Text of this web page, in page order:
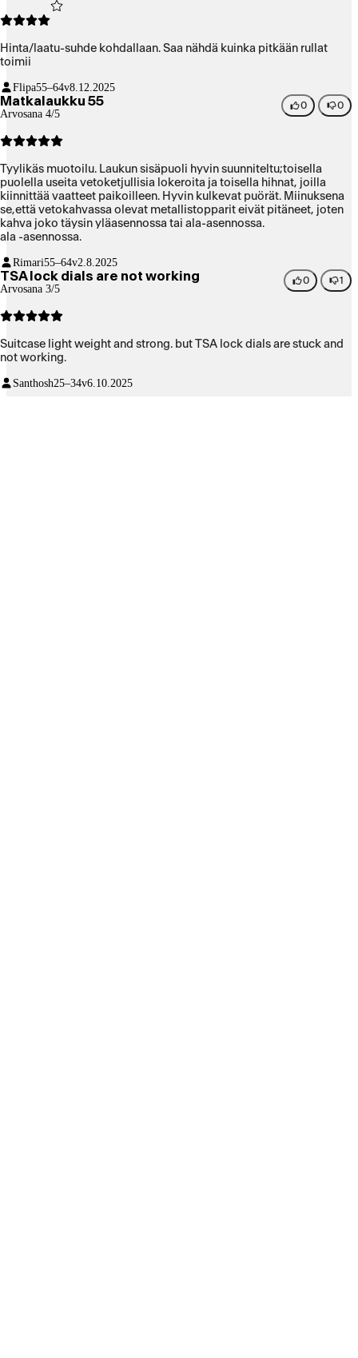
Hinta/laatu-suhde kohdallaan. Saa nähdä kuinka pitkään rullat
toimii
Flipa55–64v8.12.2025
Matkalaukku 55
Arvosana 4/5
0 0
Tyylikäs muotoilu. Laukun sisäpuoli hyvin suunniteltu;toisella
puolella useita vetoketjullisia lokeroita ja toisella hihnat, joilla
kiinnittää vaatteet paikoilleen. Hyvin kulkevat puörät. Miinuksena
se,että vetokahvassa olevat metallistopparit eivät pitäneet, joten
kahva joko täysin yläasennossa tai ala-asennossa.
ala -asennossa.
Rimari55–64v2.8.2025
TSA lock dials are not working
Arvosana 3/5
0 1
Suitcase light weight and strong. but TSA lock dials are stuck and
not working.
Santhosh25–34v6.10.2025